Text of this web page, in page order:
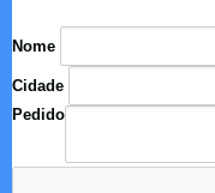
Nome
Cidade
Pedido